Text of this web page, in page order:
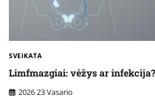
SVEIKATA
Limfmazgiai: vėžys ar
2026 23 Vasario